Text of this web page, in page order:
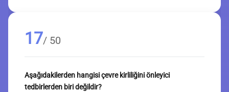
17/ 50
Aşağıdakilerden hangisi çevre kirliliğini önleyici
tedbirlerden biri değildir?